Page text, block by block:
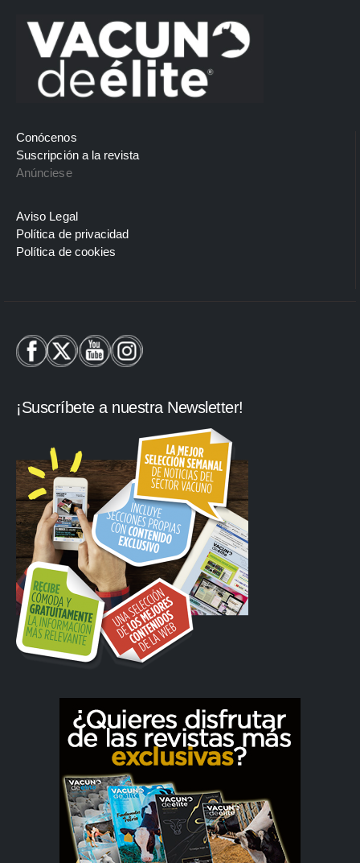
Conócenos
Suscripción a la revista
Anúnciese
Aviso Legal
Política de privacidad
Política de cookies
¡Suscríbete a nuestra Newsletter!